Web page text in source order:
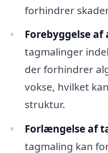
forhindrer
Forebyggelse
tagmalinger
der forhindrer
vokse, hvilket
struktur.
Forlængelse af
tagmaling kan